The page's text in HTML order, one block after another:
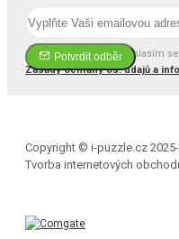
Potvrdit odběr
Četl(a) jsem a souhlasím se
Zásady ochrany os. údajů a
Copyright © i-puzzle.cz
Tvorba internetových